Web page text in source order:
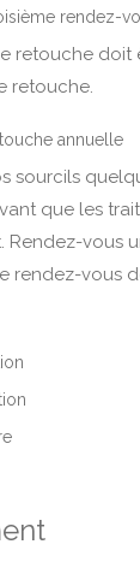
rendez-
retouche doit
retouche.
annuelle
sourcils
que les
Rendez-vous
rendez-vous